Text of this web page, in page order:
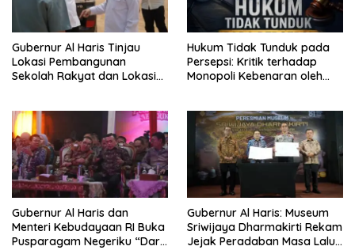
Gubernur Al Haris Tinjau
Lokasi Pembangunan
Sekolah Rakyat dan Lokasi
Hukum Tidak Tunduk pada
Persepsi: Kritik terhadap
Monopoli Kebenaran oleh
Gubernur Al Haris dan
Menteri Kebudayaan RI Buka
Pusparagam Negeriku “Dari
Gubernur Al Haris: Museum
Sriwijaya Dharmakirti Rekam
Jejak Peradaban Masa Lalu